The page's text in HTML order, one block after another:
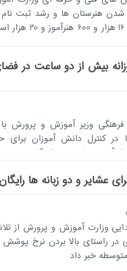
شدن هنرستان ها و رشد ثبت
حرفه ای از نیاز به
بیش از دو ساعت در
وزير آموزش و پرورش
در کنترل دانش آموزان
از آسیب های مربوطه گفت: ...
عشایر و دو زبانه ها
وزارت آموزش و پرورش از
در راستای بالا بردن نرخ
خبر داد